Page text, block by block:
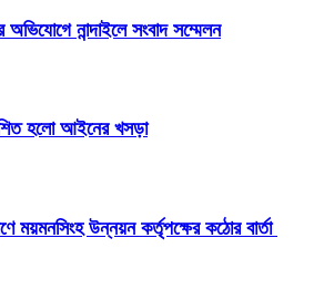
অভিযোগে নান্দাইলে সংবাদ সম্মেলন
হলো আইনের খসড়া
ময়মনসিংহ উন্নয়ন কর্তৃপক্ষের কঠোর বার্তা